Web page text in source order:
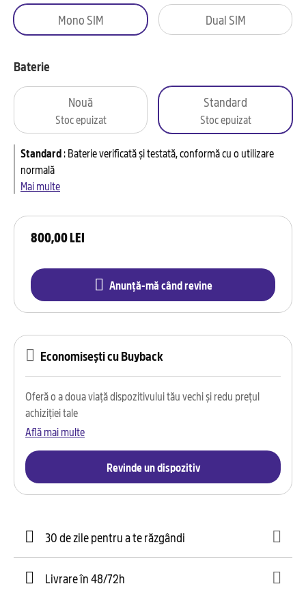
800,00 LEI
Anunță-mă când revine
Mono SIM Dual SIM
Baterie
Nouă
Stoc epuizat
Standard
Stoc epuizat
Standard:Baterie verificată și testată, conformă cu o utilizare
normală
Mai multe
Economisești cu Buyback
Oferă o a doua viață dispozitivului tău vechi și redu prețul
achiziției tale
Află mai multe
Revinde un dispozitiv
30 de zile pentru a te răzgândi
Livrare în 48/72h